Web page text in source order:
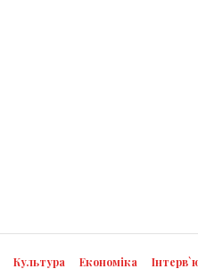
Культура Економіка